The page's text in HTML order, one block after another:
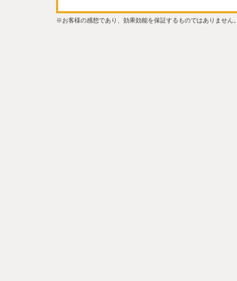
※お客様の感想であり、効果効能を保証するものではありません。